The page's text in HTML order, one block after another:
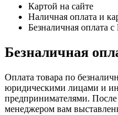
Картой на сайте
Наличная оплата и
Безналичная оплата
Безналичная
Оплата товара по
юридическими лицами и
предпринимателями. После
менеджером вам